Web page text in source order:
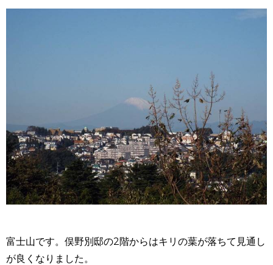
富士山です。俣野別邸の2階からはキリの葉が落ちて見通し
が良くなりました。